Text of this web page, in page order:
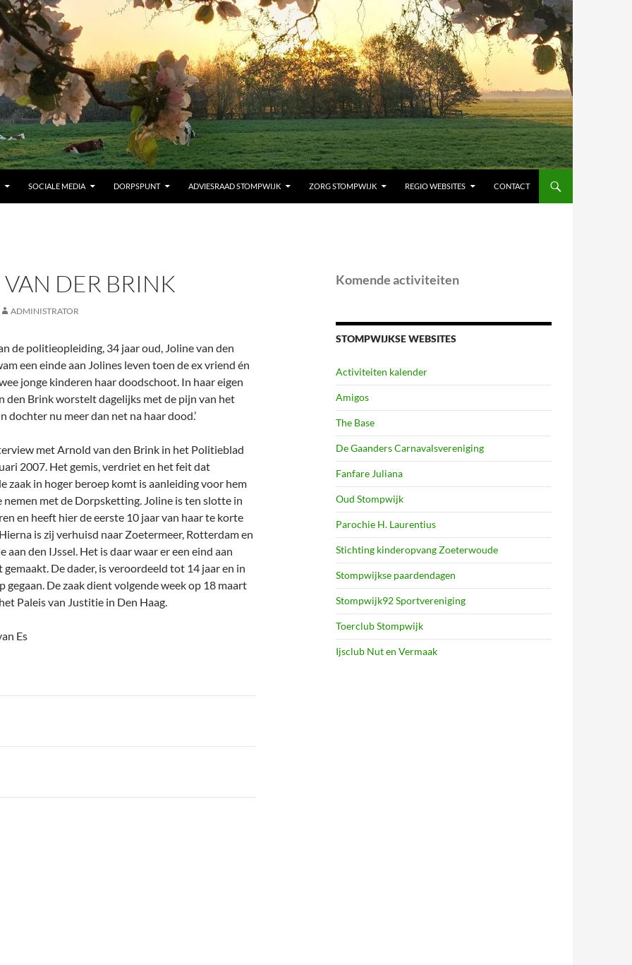
SOCIALE MEDIA DORPSPUNT ADVIESRAAD STOMPWIJK ZORG STOMPWIJK REGIO WEBSITES CONTACT
DER BRINK
ADMINISTRATOR
de politieopleiding, 34 jaar oud, Joline van den
een einde aan Jolines leven toen de ex vriend én
jonge kinderen haar doodschoot. In haar eigen
den Brink worstelt dagelijks met de pijn van het
dochter nu meer dan net na haar dood.’
met Arnold van den Brink in het Politieblad
2007. Het gemis, verdriet en het feit dat
zaak in hoger beroep komt is aanleiding voor hem
nemen met de Dorpsketting. Joline is ten slotte in
en heeft hier de eerste 10 jaar van haar te korte
is zij verhuisd naar Zoetermeer, Rotterdam en
aan den IJssel. Het is daar waar er een eind aan
De dader, is veroordeeld tot 14 jaar en in
gegaan. De zaak dient volgende week op 18 maart
Paleis van Justitie in Den Haag.
Es
Komende activiteiten
STOMPWIJKSE WEBSITES
Activiteiten kalender
Amigos
The Base
De Gaanders Carnavalsvereniging
Fanfare Juliana
Oud Stompwijk
Parochie H. Laurentius
Stichting kinderopvang Zoeterwoude
Stompwijkse paardendagen
Stompwijk92 Sportvereniging
Toerclub Stompwijk
Ijsclub Nut en Vermaak